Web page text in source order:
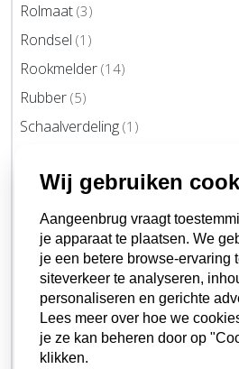
Rolmaat (3)
Rondsel (1)
Rookmelder (14)
Rubber (5)
Schaalverdeling (1)
Schakelaar(17)
Schraper(1)
Schroef(8)
Schroevendraaier(10)
Schuim(1)
Siliconenkit(7)
Sleutel(3)
Wij gebruiken
Aangeenbrug vraagt
je apparaat te plaatsen. We
je een betere browse-ervaring
siteverkeer te analyseren,
personaliseren en gerichte
Lees meer over hoe we
je ze kan beheren door op
klikken.